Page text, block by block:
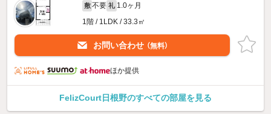
敷 不要 礼 1.0ヶ月
1階 / 1LDK / 33.3㎡
お問い合わせ （無料）
ほか提供
FelizCourt日根野のすべての部屋を見る